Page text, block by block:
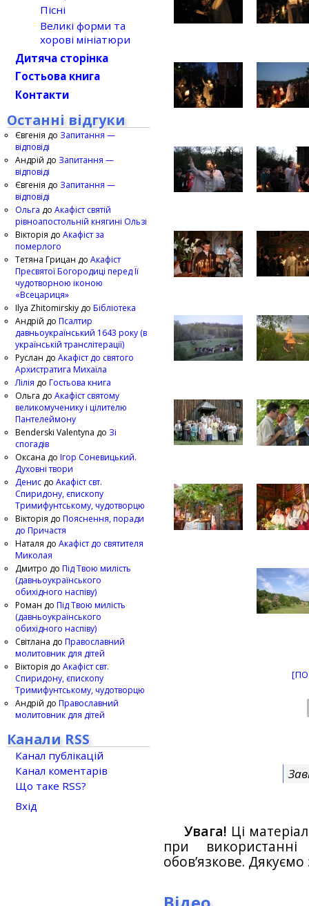
Увага! Ці
при
обов’язкове.
Пісні
Великі форми та
хорові мініатюри
Дитяча сторінка
Гостьова книга
Контакти
Останні відгуки
Євгенія до Запитання —
відповіді
Андрій до Запитання —
відповіді
Євгенія до Запитання —
відповіді
Ольга до Акафіст святій
рівноапостольній княгині Ользі
Вікторія до Акафіст за
померлого
Тетяна Грицан до Акафіст
Пресвятої Богородиці перед Її
чудотворною іконою
«Всецариця»
Ilya Zhitomirskiy до Бібліотека
Андрій до Псалтир
давньоукраїнський 1643 року (в
українській транслітерації)
Руслан до Акафіст до святого
Архистратига Михаїла
Лілія до Гостьова книга
Ольга до Акафіст святому
великомученику і цілителю
Пантелеймону
Benderski Valentyna до Зі
спогадів
Оксана до Ігор Соневицький.
Духовні твори
Денис до Акафіст свт.
Спиридону, єпископу
Тримифунтському, чудотворцю
Вікторія до Пояснення, поради
до Причастя
Наталя до Акафіст до святителя
Миколая
Дмитро до Під Твою милість
(давньоукраїнського
обихідного наспіву)
Роман до Під Твою милість
(давньоукраїнського
обихідного наспіву)
Світлана до Православний
молитовник для дітей
Вікторія до Акафіст свт.
Спиридону, єпископу
Тримифунтському, чудотворцю
Андрій до Православний
молитовник для дітей
Канали RSS
Канал публікацій
Канал коментарів
Що таке RSS?
Вхід